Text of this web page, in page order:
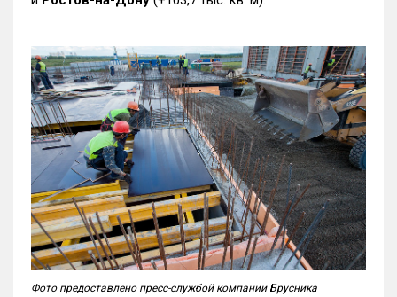
Фото предоставлено пресс-службой компании Брусника